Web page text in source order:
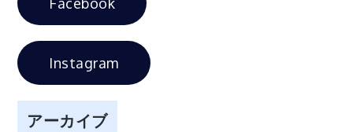
シ
ョ
ン
Instagram
アーカイブ